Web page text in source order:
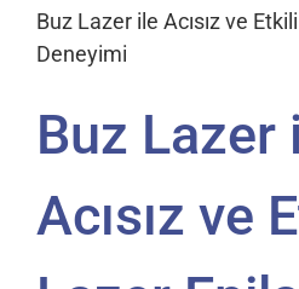
Buz Lazer ile Acısız ve
Deneyimi
Buz Lazer
Acısız ve